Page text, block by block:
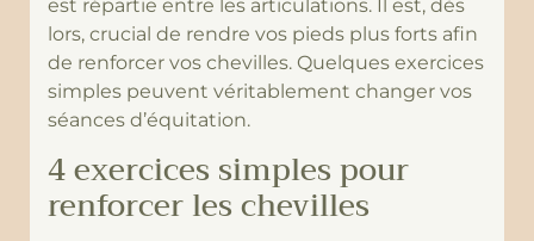
est répartie entre les articulations. Il est, dès
lors, crucial de rendre vos pieds plus forts afin
de renforcer vos chevilles. Quelques exercices
simples peuvent véritablement changer vos
séances d’équitation.
4 exercices simples pour
renforcer les chevilles